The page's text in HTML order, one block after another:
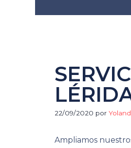
22/09/2020 por
Ampliamos